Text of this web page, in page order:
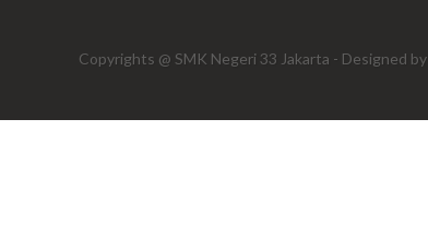
Copyrights @ SMK Negeri 33 Jakarta - Designed by